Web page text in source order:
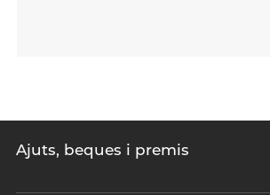
Ajuts, beques i premis